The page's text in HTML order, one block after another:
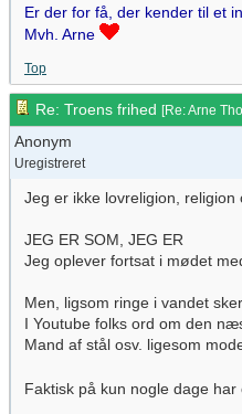
Er der for få, der kender til et
Mvh. Arne
Top
Re: Troens frihed [Re: Arne
Anonym
Uregistreret
Jeg er ikke lovreligion,
JEG ER SOM, JEG ER
Jeg oplever fortsat i mødet
Men, ligsom ringe i vandet
I Youtube folks ord om den
Mand af stål osv. ligesom
Faktisk på kun nogle dage har